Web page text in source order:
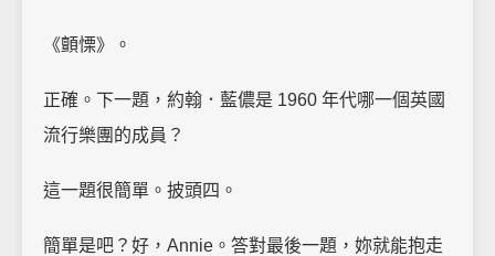
《顫慄》。
正確。下一題，約翰．藍儂是 1960 年代哪一個英國
流行樂團的成員？
這一題很簡單。披頭四。
簡單是吧？好，Annie。答對最後一題，妳就能抱走